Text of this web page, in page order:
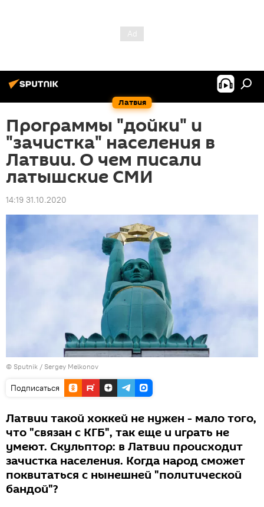
Латвия
Программы "дойки" и
"зачистка" населения в
Латвии. О чем писали
латышские СМИ
14:19 31.10.2020
© Sputnik / Sergey Melkonov
Подписаться
Латвии такой хоккей не нужен - мало того,
что "связан с КГБ", так еще и играть не
умеют. Скульптор: в Латвии происходит
зачистка населения. Когда народ сможет
поквитаться с нынешней "политической
бандой"?